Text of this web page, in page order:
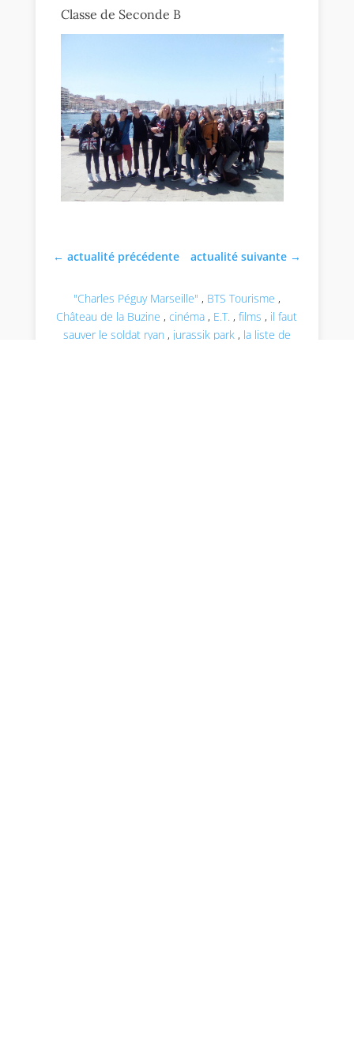
Classe de Seconde B
←actualité précédente actualité suivante→
"Charles Péguy Marseille" , BTS Tourisme ,
Château de la Buzine ,cinéma , E.T. ,films , il faut
sauver le soldat ryan , jurassik park, la liste de